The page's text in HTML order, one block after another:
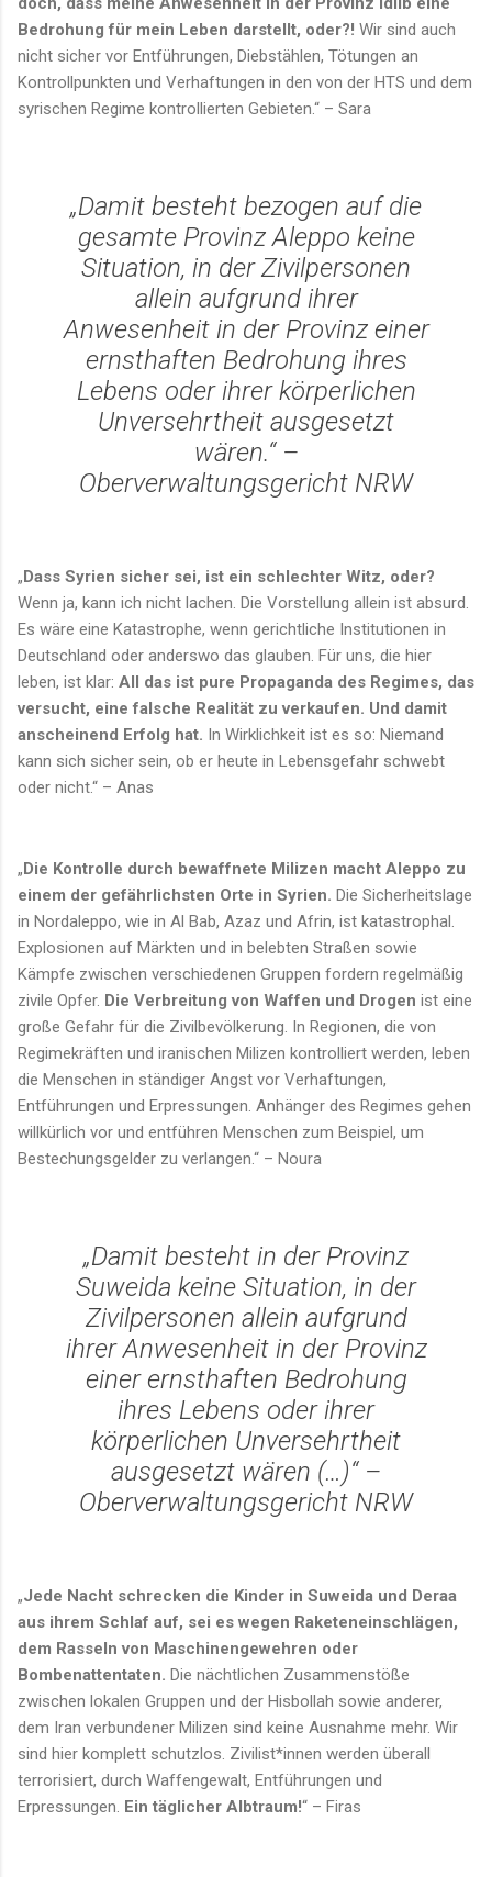
Bedrohung für mein Leben darstellt, oder?! Wir sind auch
nicht sicher vor Entführungen, Diebstählen, Tötungen an
Kontrollpunkten und Verhaftungen in den von der HTS und dem
syrischen Regime kontrollierten Gebieten.“ – Sara
„Damit besteht bezogen auf die
gesamte Provinz Aleppo keine
Situation, in der Zivilpersonen
allein aufgrund ihrer
Anwesenheit in der Provinz einer
ernsthaften Bedrohung ihres
Lebens oder ihrer körperlichen
Unversehrtheit ausgesetzt
wären.“ –
Oberverwaltungsgericht NRW
„Dass Syrien sicher sei, ist ein schlechter Witz, oder?
Wenn ja, kann ich nicht lachen. Die Vorstellung allein ist absurd.
Es wäre eine Katastrophe, wenn gerichtliche Institutionen in
Deutschland oder anderswo das glauben. Für uns, die hier
leben, ist klar: All das ist pure Propaganda des Regimes, das
versucht, eine falsche Realität zu verkaufen. Und damit
anscheinend Erfolg hat. In Wirklichkeit ist es so: Niemand
kann sich sicher sein, ob er heute in Lebensgefahr schwebt
oder nicht.“ – Anas
„Die Kontrolle durch bewaffnete Milizen macht Aleppo zu
einem der gefährlichsten Orte in Syrien. Die Sicherheitslage
in Nordaleppo, wie in Al Bab, Azaz und Afrin, ist katastrophal.
Explosionen auf Märkten und in belebten Straßen sowie
Kämpfe zwischen verschiedenen Gruppen fordern regelmäßig
zivile Opfer. Die Verbreitung von Waffen und Drogen ist eine
große Gefahr für die Zivilbevölkerung. In Regionen, die von
Regimekräften und iranischen Milizen kontrolliert werden, leben
die Menschen in ständiger Angst vor Verhaftungen,
Entführungen und Erpressungen. Anhänger des Regimes gehen
willkürlich vor und entführen Menschen zum Beispiel, um
Bestechungsgelder zu verlangen.“ – Noura
„Damit besteht in der Provinz
Suweida keine Situation, in der
Zivilpersonen allein aufgrund
ihrer Anwesenheit in der Provinz
einer ernsthaften Bedrohung
ihres Lebens oder ihrer
körperlichen Unversehrtheit
ausgesetzt wären (…)“ –
Oberverwaltungsgericht NRW
„Jede Nacht schrecken die Kinder in Suweida und Deraa
aus ihrem Schlaf auf, sei es wegen Raketeneinschlägen,
dem Rasseln von Maschinengewehren oder
Bombenattentaten. Die nächtlichen Zusammenstöße
zwischen lokalen Gruppen und der Hisbollah sowie anderer,
dem Iran verbundener Milizen sind keine Ausnahme mehr. Wir
sind hier komplett schutzlos. Zivilist*innen werden überall
terrorisiert, durch Waffengewalt, Entführungen und
Erpressungen. Ein täglicher Albtraum!“ – Firas